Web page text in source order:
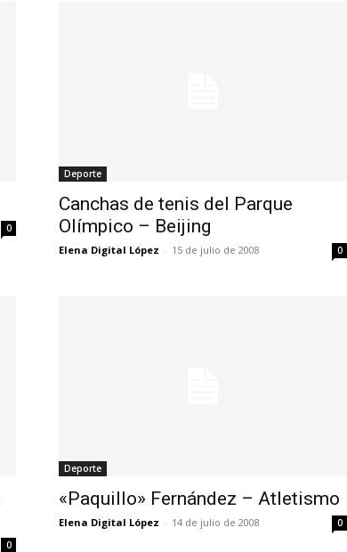
0
Deporte
Canchas de tenis del Parque
Olímpico – Beijing
Elena Digital López - 15 de julio de 2008 0
0
Deporte
«Paquillo» Fernández – Atletismo
Elena Digital López - 14 de julio de 2008 0